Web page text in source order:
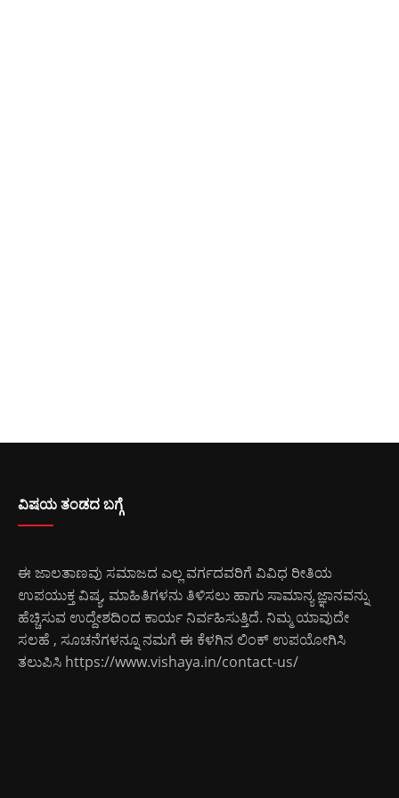
ವಿಷಯ ತಂಡದ ಬಗ್ಗೆ
ಈ ಜಾಲತಾಣವು ಸಮಾಜದ ಎಲ್ಲ ವರ್ಗದವರಿಗೆ ವಿವಿಧ ರೀತಿಯ
ಉಪಯುಕ್ತ ವಿಷ್ಯ, ಮಾಹಿತಿಗಳನು ತಿಳಿಸಲು ಹಾಗು ಸಾಮಾನ್ಯ ಜ್ಞಾನವನ್ನು
ಹೆಚ್ಚಿಸುವ ಉದ್ದೇಶದಿಂದ ಕಾರ್ಯ ನಿರ್ವಹಿಸುತ್ತಿದೆ. ನಿಮ್ಮ ಯಾವುದೇ
ಸಲಹೆ , ಸೂಚನೆಗಳನ್ನೂ ನಮಗೆ ಈ ಕೆಳಗಿನ ಲಿಂಕ್ ಉಪಯೋಗಿಸಿ
ತಲುಪಿಸಿ https://www.vishaya.in/contact-us/